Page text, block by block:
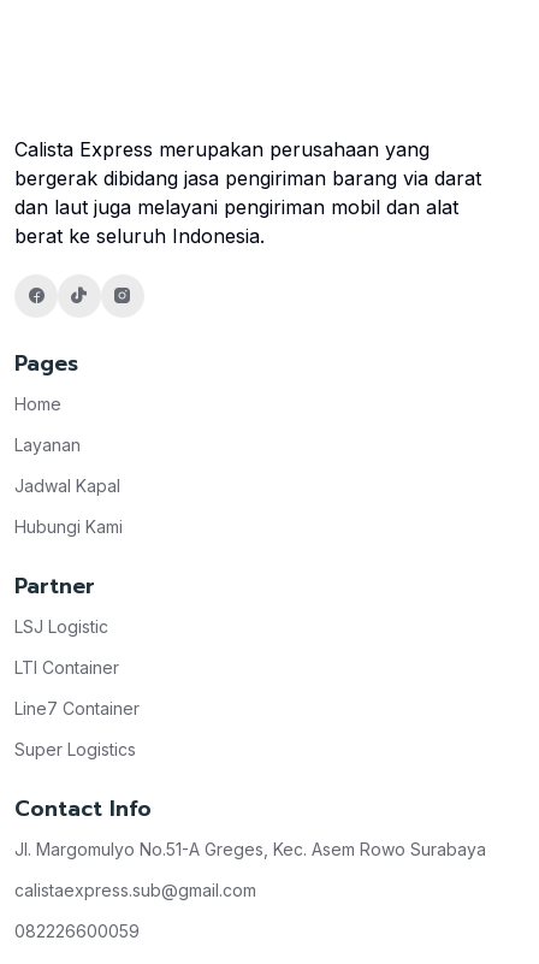
Calista Express merupakan perusahaan yang
bergerak dibidang jasa pengiriman barang via darat
dan laut juga melayani pengiriman mobil dan alat
berat ke seluruh Indonesia.
Pages
Home
Layanan
Jadwal Kapal
Hubungi Kami
Partner
LSJ Logistic
LTI Container
Line7 Container
Super Logistics
Contact Info
Jl. Margomulyo No.51-A Greges, Kec. Asem Rowo Surabaya
calistaexpress.sub@gmail.com
082226600059